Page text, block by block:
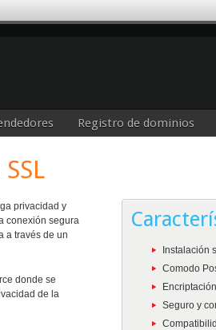
Registro de dominios
SSL
privacidad y
conexión segura
a través de un
donde se
de la
Instalación
Comodo
Seguro y